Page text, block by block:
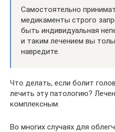
Самостоятельно
медикаменты строго
быть индивидуальная
и таким лечением вы
навредите.
Что делать, если болит
лечить эту патологию?
комплексным.
Во многих случаях для